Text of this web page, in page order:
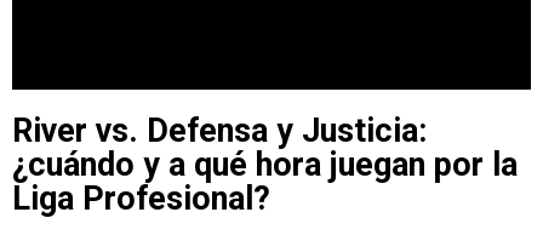
River vs. Defensa y Justicia:
¿cuándo y a qué hora juegan por la
Liga Profesional?